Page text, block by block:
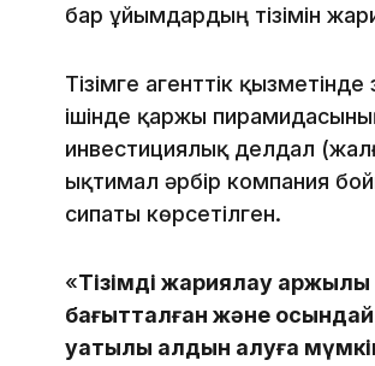
бар ұйымдардың тізімін
Тізімге агенттік
ішінде қаржы
инвестициялық делдал
ықтимал әрбір компания
сипаты көрсетілген.
«Тізімді жариялау
бағытталған және
уақтылы алдын алуға